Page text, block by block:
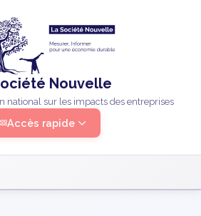
Nouvelle
national sur les impacts des entreprises
Accès rapide